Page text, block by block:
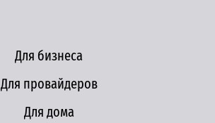
Для бизнеса
Для провайдеров
Для дома